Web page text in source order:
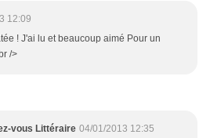
12:09
! J'ai lu et beaucoup aimé Pour un
/>
vous Littéraire 04/01/2013 12:35